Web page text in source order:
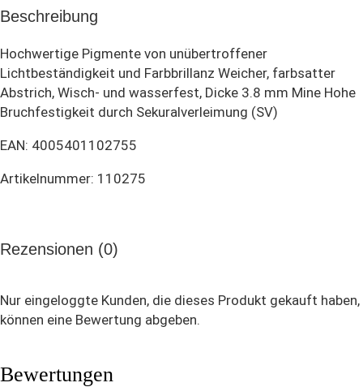
Beschreibung
Hochwertige Pigmente von unübertroffener
Lichtbeständigkeit und Farbbrillanz Weicher, farbsatter
Abstrich, Wisch- und wasserfest, Dicke 3.8 mm Mine Hohe
Bruchfestigkeit durch Sekuralverleimung (SV)
EAN: 4005401102755
Artikelnummer: 110275
Rezensionen (0)
Nur eingeloggte Kunden, die dieses Produkt gekauft haben,
können eine Bewertung abgeben.
Bewertungen